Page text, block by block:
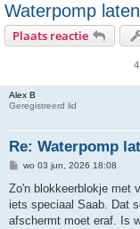
Waterpomp
Plaats reactie
Alex B
Geregistreerd lid
Re: Waterpomp
B
r
c
h
wo 03 jun, 2026 18:08
Zo'n blokkeerblokje met
iets speciaal Saab. Dat
afschermt moet eraf. Is